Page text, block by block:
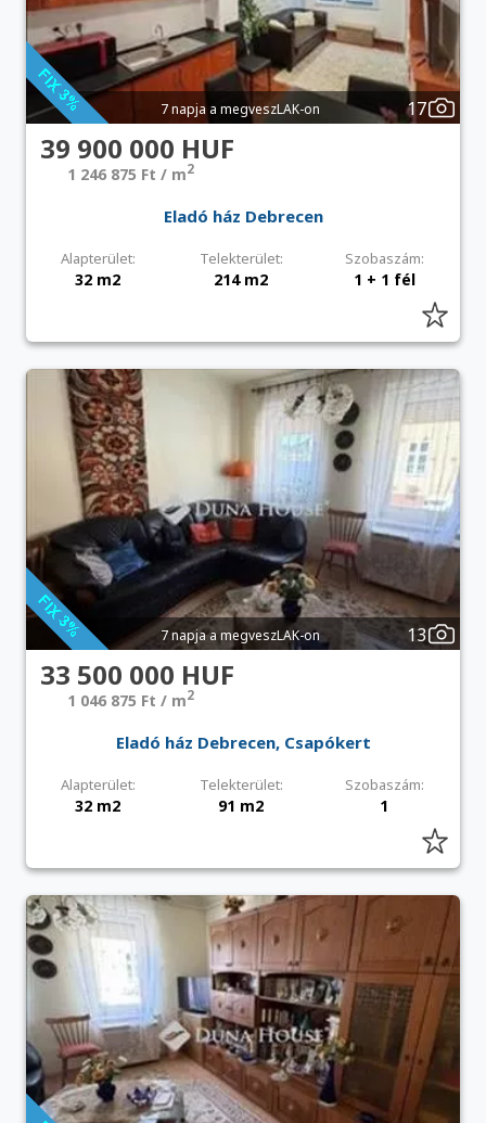
7 napja a megveszLAK-on 17
39 900 000 HUF
1 246 875 Ft / m2
Eladó ház Debrecen
Alapterület: Telekterület: Szobaszám:
32 m2 214 m2 1 + 1 fél
7 napja a megveszLAK-on 13
33 500 000 HUF
1 046 875 Ft / m2
Eladó ház Debrecen, Csapókert
Alapterület: Telekterület: Szobaszám:
32 m2 91 m2 1